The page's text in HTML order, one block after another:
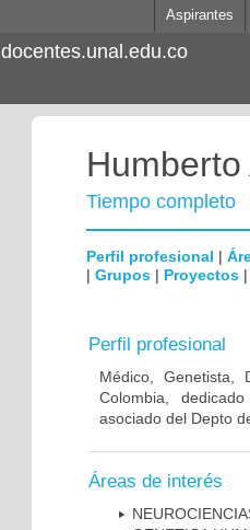
Aspirantes
docentes.unal.edu.co
Tiempo completo
Perfil profesional |
| Grupos | Proyectos
Perfil profesional
Médico, Genetista,
Colombia,
asociado del Depto
Áreas de interés